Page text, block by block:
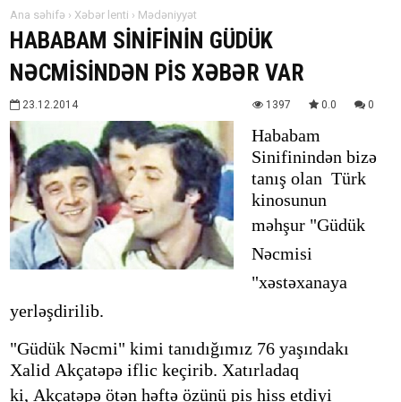
Ana səhifə › Xəbər lenti › Mədəniyyət
HABABAM SİNİFİNİN GÜDÜK
NƏCMİSİNDƏN PİS XƏBƏR VAR
23.12.2014 1397 0.0 0
Hababam
Sinifinindən bizə
tanış olan Türk
kinosunun
məhşur "Güdük
Nəcmisi
"xəstəxanaya
yerləşdirilib.
"Güdük Nəcmi" kimi tanıdığımız 76 yaşındakı
Xalid Akçatəpə iflic keçirib. Xatırladaq
ki, Akçatəpə ötən həftə özünü pis hiss etdiyi